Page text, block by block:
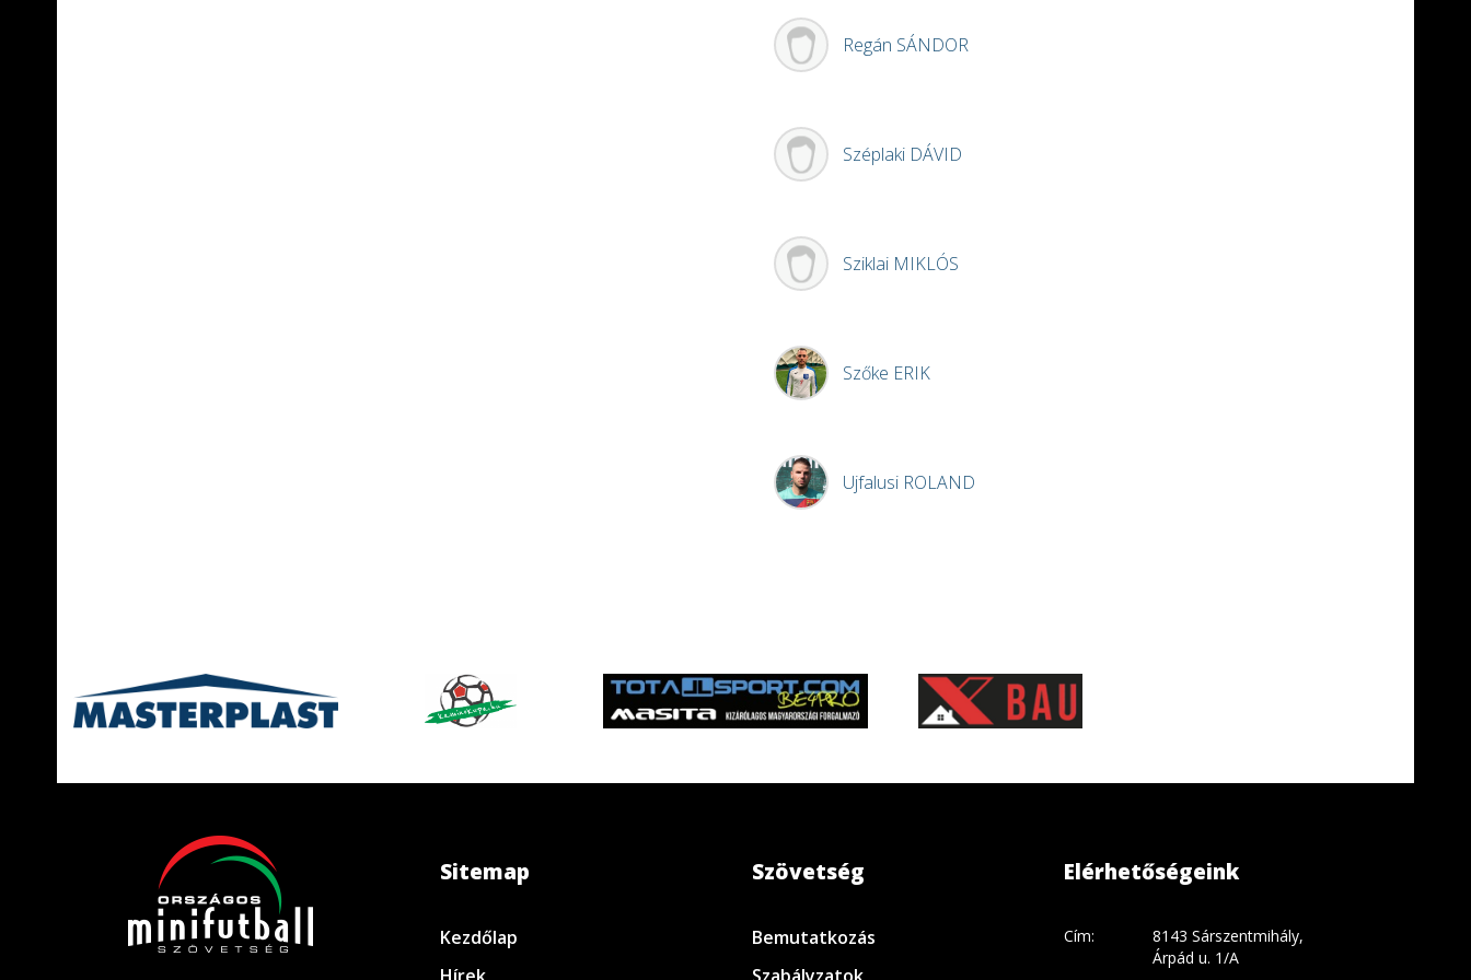
Regán SÁNDOR
Széplaki DÁVID
Sziklai MIKLÓS
Szőke ERIK
Ujfalusi ROLAND
Sitemap
Kezdőlap
Szövetség
Bemutatkozás
Elérhetőségeink
Cím:
8143 Sárszentmihály,
Árpád u. 1/A